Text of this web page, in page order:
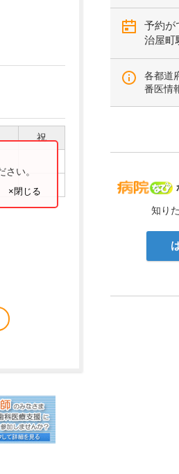
祝
い。
×閉じる
予約が
治屋町
各都道
番医情
知り